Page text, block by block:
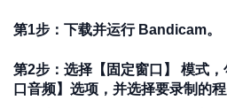
第1步：下载并运行 Bandicam。
第2步：选择【固定窗口】 模式
口音频】选项，并选择要录制的程